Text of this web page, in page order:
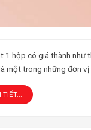
1 hộp có giá thành như
một trong những đơn
TIẾT...